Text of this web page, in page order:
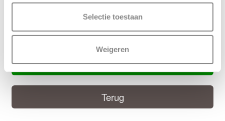
Selectie toestaan
Weigeren
Handige CanDo montage handleiding
CanDo montage handleiding
Deur samenstellen
Terug